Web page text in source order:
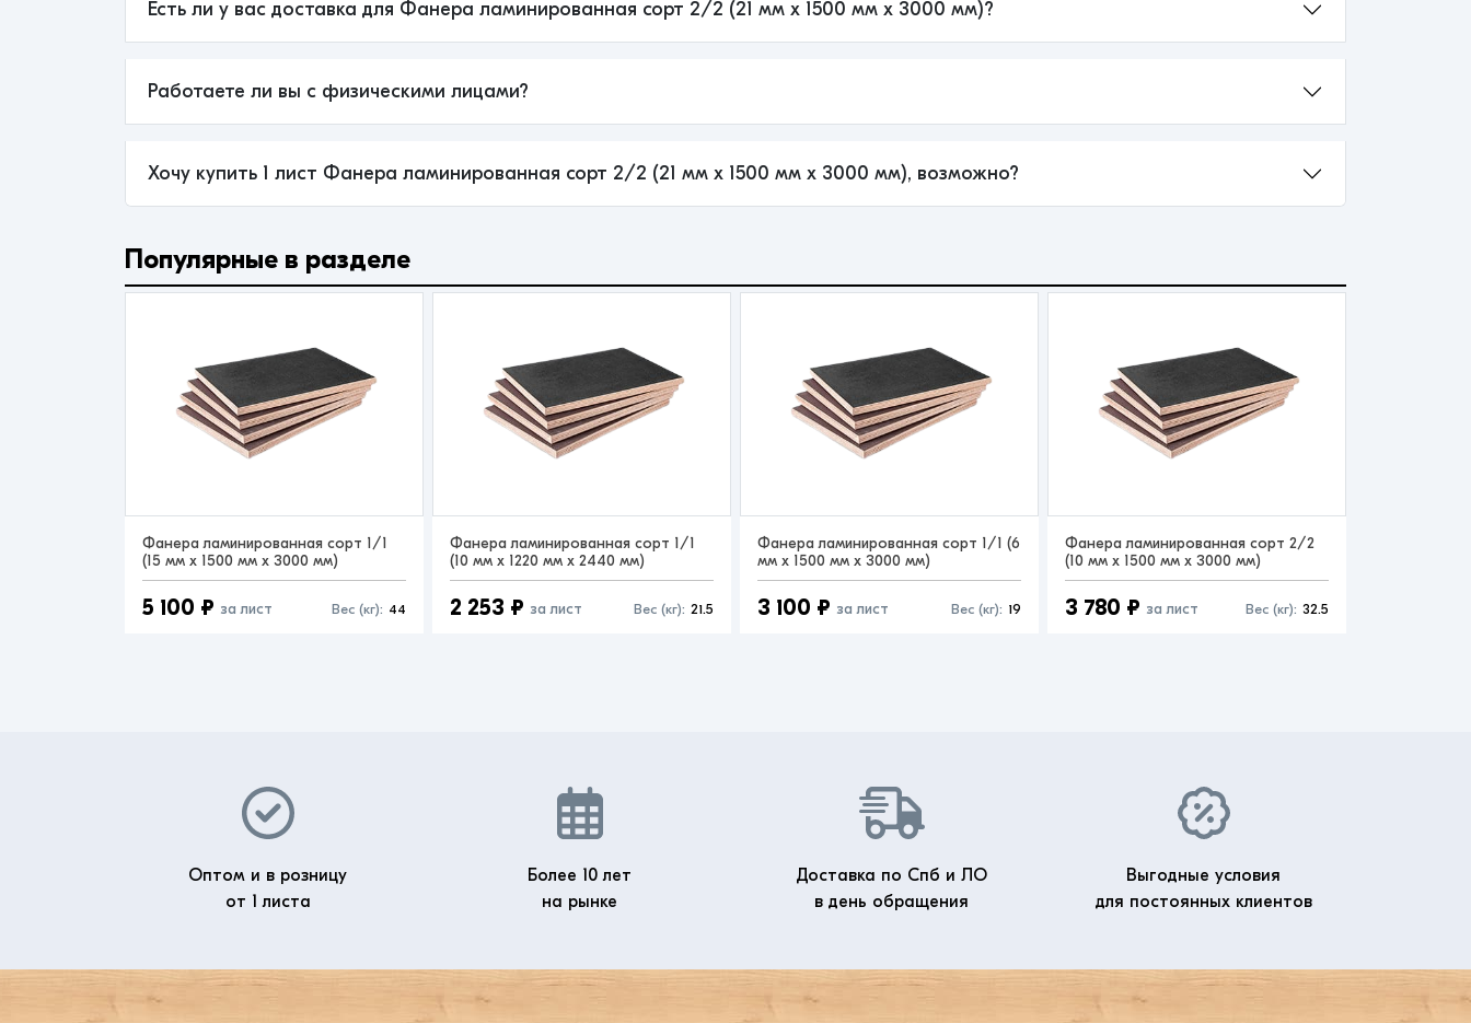
Есть ли у вас доставка для Фанера ламинированная сорт 2/2 (21 мм x 1500 мм x 3000 мм)?
Работаете ли вы с физическими лицами?
Хочу купить 1 лист Фанера ламинированная сорт 2/2 (21 мм x 1500 мм x 3000 мм), возможно?
Популярные в разделе
Фанера ламинированная сорт 1/1
(15 мм x 1500 мм x 3000 мм)
5 100 ₽ за лист Вес (кг): 44
Фанера ламинированная сорт 1/1
(10 мм x 1220 мм x 2440 мм)
2 253 ₽ за лист Вес (кг): 21.5
Фанера ламинированная сорт 1/1 (6
мм x 1500 мм x 3000 мм)
3 100 ₽ за лист Вес (кг): 19
Фанера ламинированная сорт 2/2
(10 мм x 1500 мм x 3000 мм)
3 780 ₽ за лист Вес (кг): 32.5
Оптом и в розницу
от 1 листа
Более 10 лет
на рынке
Доставка по Спб и ЛО
в день обращения
Выгодные условия
для постоянных клиентов